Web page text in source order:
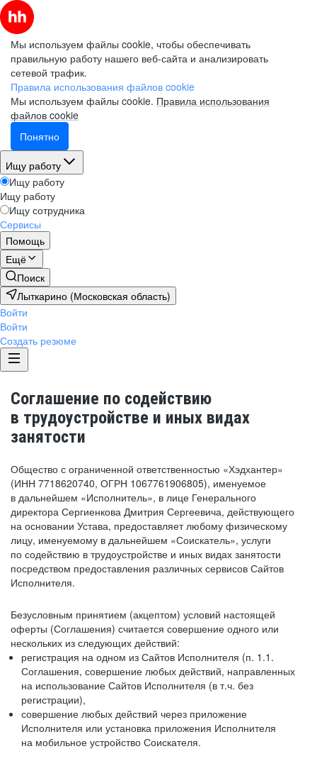
Мы используем файлы cookie, чтобы обеспечивать
правильную работу нашего веб-сайта и анализировать
сетевой трафик.
Правила использования файлов cookie
Мы используем файлы cookie. Правила использования
файлов cookie
Понятно
Ищу работу
Ищу работу
Ищу работу
Ищу сотрудника
Сервисы
Помощь
Ещё
Поиск
Лыткарино (Московская область)
Войти
Войти
Создать резюме
Соглашение по содействию
в трудоустройстве и иных видах
занятости
Общество с ограниченной ответственностью «Хэдхантер»
(ИНН 7718620740, ОГРН 1067761906805), именуемое
в дальнейшем «Исполнитель», в лице Генерального
директора Сергиенкова Дмитрия Сергеевича, действующего
на основании Устава, предоставляет любому физическому
лицу, именуемому в дальнейшем «Соискатель», услуги
по содействию в трудоустройстве и иных видах занятости
посредством предоставления различных сервисов Сайтов
Исполнителя.
Безусловным принятием (акцептом) условий настоящей
оферты (Соглашения) считается совершение одного или
нескольких из следующих действий:
регистрация на одном из Сайтов Исполнителя (п. 1.1.
Соглашения, совершение любых действий, направленных
на использование Сайтов Исполнителя (в т.ч. без
регистрации),
совершение любых действий через приложение
Исполнителя или установка приложения Исполнителя
на мобильное устройство Соискателя.